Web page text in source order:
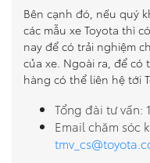
Bên cạnh đó, nếu quý
các mẫu xe Toyota thì
nay để có trải nghiệm
của xe. Ngoài ra, để
hàng có thể liên hệ tới
Tổng đài tư vấn:
Email chăm sóc